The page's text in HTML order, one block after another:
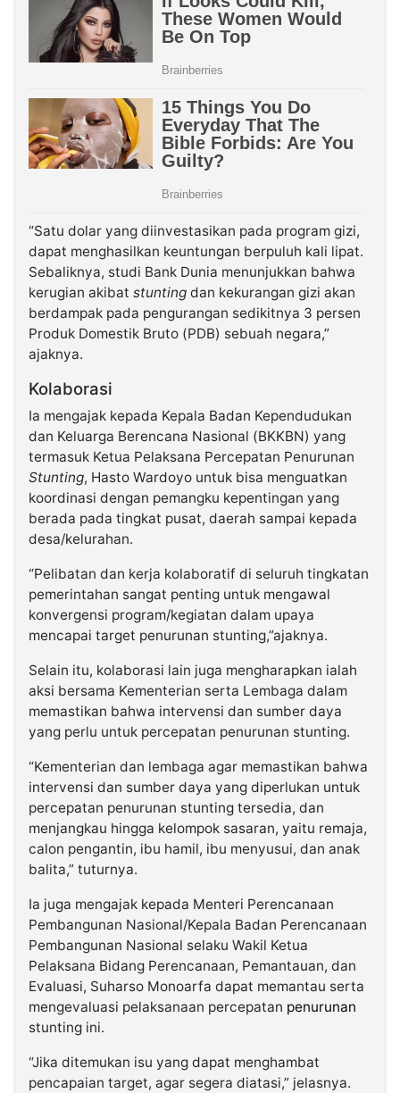
“Satu dolar yang diinvestasikan pada program gizi,
dapat menghasilkan keuntungan berpuluh kali lipat.
Sebaliknya, studi Bank Dunia menunjukkan bahwa
kerugian akibat stunting dan kekurangan gizi akan
berdampak pada pengurangan sedikitnya 3 persen
Produk Domestik Bruto (PDB) sebuah negara,”
ajaknya.
Kolaborasi
Ia mengajak kepada Kepala Badan Kependudukan
dan Keluarga Berencana Nasional (BKKBN) yang
termasuk Ketua Pelaksana Percepatan Penurunan
Stunting, Hasto Wardoyo untuk bisa menguatkan
koordinasi dengan pemangku kepentingan yang
berada pada tingkat pusat, daerah sampai kepada
desa/kelurahan.
“Pelibatan dan kerja kolaboratif di seluruh tingkatan
pemerintahan sangat penting untuk mengawal
konvergensi program/kegiatan dalam upaya
mencapai target penurunan stunting,”ajaknya.
Selain itu, kolaborasi lain juga mengharapkan ialah
aksi bersama Kementerian serta Lembaga dalam
memastikan bahwa intervensi dan sumber daya
yang perlu untuk percepatan penurunan stunting.
“Kementerian dan lembaga agar memastikan bahwa
intervensi dan sumber daya yang diperlukan untuk
percepatan penurunan stunting tersedia, dan
menjangkau hingga kelompok sasaran, yaitu remaja,
calon pengantin, ibu hamil, ibu menyusui, dan anak
balita,” tuturnya.
Ia juga mengajak kepada Menteri Perencanaan
Pembangunan Nasional/Kepala Badan Perencanaan
Pembangunan Nasional selaku Wakil Ketua
Pelaksana Bidang Perencanaan, Pemantauan, dan
Evaluasi, Suharso Monoarfa dapat memantau serta
mengevaluasi pelaksanaan percepatan penurunan
stunting ini.
“Jika ditemukan isu yang dapat menghambat
pencapaian target, agar segera diatasi,” jelasnya.